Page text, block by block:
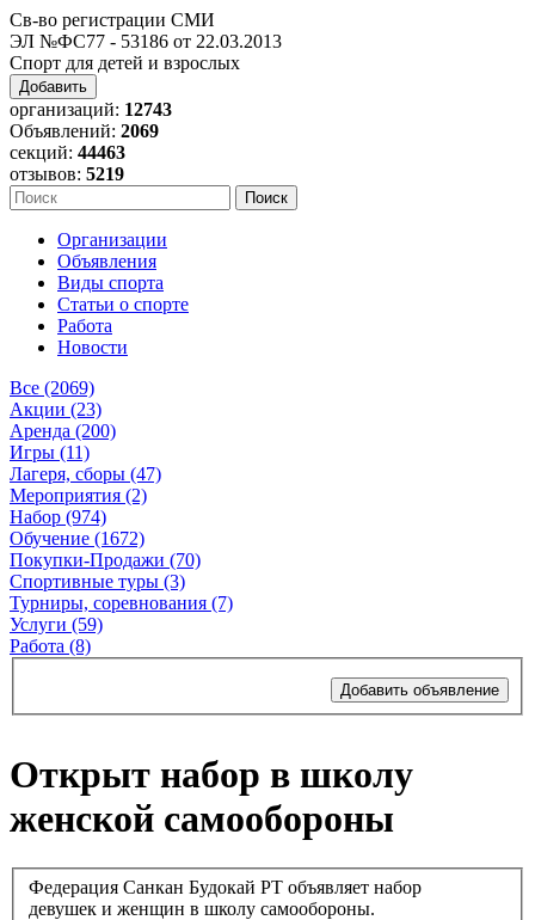
Св-во регистрации СМИ
ЭЛ №ФС77 - 53186 от 22.03.2013
Спорт для детей и взрослых
Добавить
организаций: 12743
Объявлений: 2069
секций: 44463
отзывов: 5219
Организации
Объявления
Виды спорта
Статьи о спорте
Работа
Новости
Все (2069)
Акции (23)
Аренда (200)
Игры (11)
Лагеря, сборы (47)
Мероприятия (2)
Набор (974)
Обучение (1672)
Покупки-Продажи (70)
Спортивные туры (3)
Турниры, соревнования (7)
Услуги (59)
Работа (8)
Добавить объявление
Открыт набор в школу
женской самообороны
Федерация Санкан Будокай РТ объявляет набор
девушек и женщин в школу самообороны.